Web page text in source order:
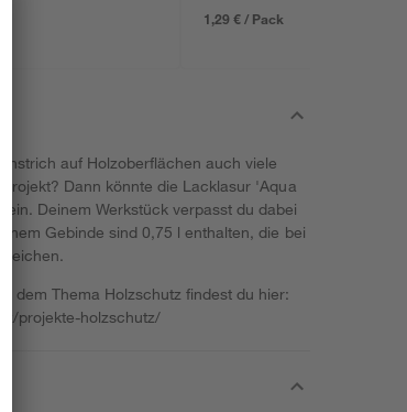
1,29 € / Pack
auf Holzoberflächen auch viele
Dann könnte die Lacklasur 'Aqua
Deinem Werkstück verpasst du dabei
Gebinde sind 0,75 l enthalten, die bei
dem Thema Holzschutz findest du hier:
projekte-holzschutz/